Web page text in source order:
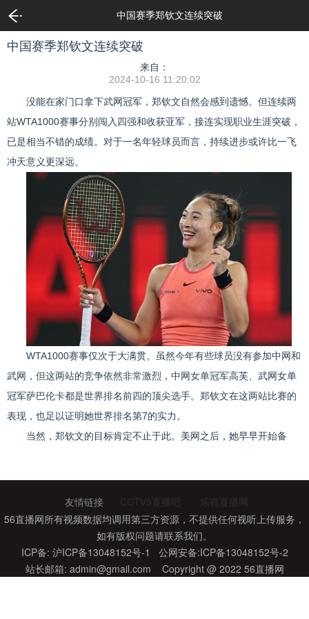
中国赛季郑钦文连续突破
中国赛季郑钦文连续突破
来自：
2024-10-16 11:20:02
没能在家门口拿下武网冠军，郑钦文自然会感到遗憾。但连续两
站WTA1000赛事分别闯入四强和收获亚军，接连实现职业生涯突破，
已是相当不错的成绩。对于一名年轻球员而言，持续进步或许比一飞
冲天意义更深远。
WTA1000赛事仅次于大满贯。虽然今年有些球员没有参加中网和
武网，但这两站的竞争依然非常激烈，中网女单冠军高芙、武网女单
冠军萨巴伦卡都是世界排名前四的顶尖选手。郑钦文在这两站比赛的
表现，也足以证明她世界排名第7的实力。
当然，郑钦文的目标肯定不止于此。美网之后，她早早开始备
涯新的成就，同时回馈本土球迷的期待。
回到家乡参加武网，郑钦文对冠军的渴望更加强烈，她也十分接
近冠军。但最终三盘负于萨巴伦卡，证明现在的郑钦文与硬地赛场上
最出色的球员还有差距。
称萨巴伦卡是郑钦文今年最大的对手并不为过。今年初的澳网，
友情链接 CCTV5直播吧
乐视直播网
56直播网所有视频数据均调用第三方资源，不提供任何视听上传服务，
如有版权问题请联系我们。
ICP备: 沪ICP备13048152号-1 公网安备:ICP备13048152号-2
站长邮箱: admin@gmail.com Copyright @ 2022 56直播网